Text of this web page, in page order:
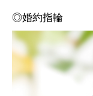
◎婚約指輪